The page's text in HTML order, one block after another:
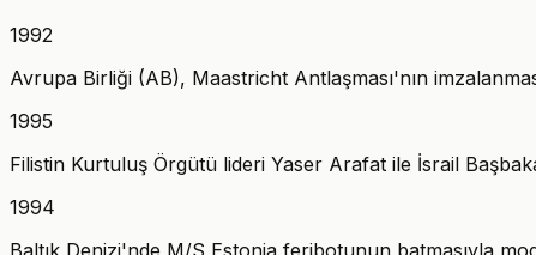
1992
Avrupa Birliği (AB), Maastricht Antlaşması'nın
1995
Filistin Kurtuluş Örgütü lideri Yaser Arafat ile İsrail
1994
Baltık Denizi'nde M/S Estonia feribotunun batmasıyla